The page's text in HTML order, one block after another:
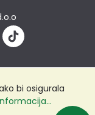
bi osigurala